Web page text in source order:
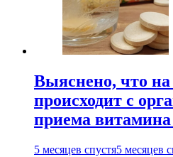
Выяснено, что на
происходит с
приема
5 месяцев спустя5 месяцев